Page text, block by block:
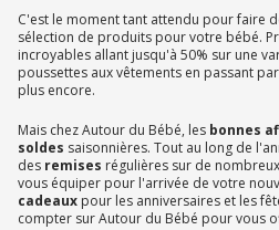
C'est le moment tant attendu pour faire
sélection de produits pour votre bébé.
incroyables allant jusqu'à 50% sur une
poussettes aux vêtements en passant
plus encore.
Mais chez Autour du Bébé, les bonnes
soldes saisonnières. Tout au long de
des remises régulières sur de
vous équiper pour l'arrivée de votre
cadeaux pour les anniversaires et les
compter sur Autour du Bébé pour vous